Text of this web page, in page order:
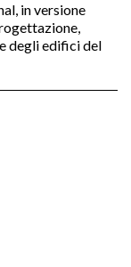
in versione
degli edifici del